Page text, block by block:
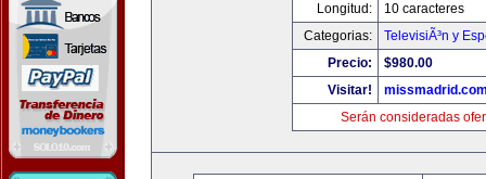
Longitud:
10 caracteres
Categorias:
TelevisiÃ³n y
Precio:
$980.00
Visitar!
Serán consideradas